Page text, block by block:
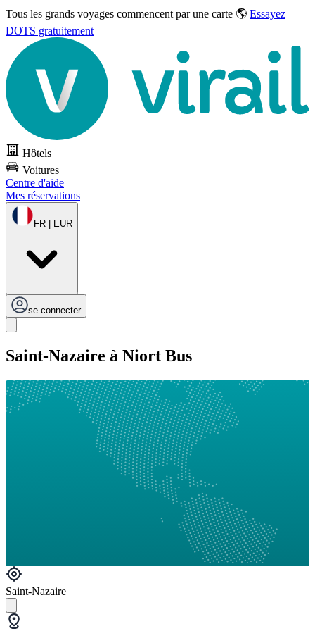
Tous les grands voyages commencent par une carte 🌎 Essayez
DOTS gratuitement
Hôtels
Voitures
Centre d'aide
Mes réservations
FR | EUR
se connecter
Saint-Nazaire à Niort Bus
Saint-Nazaire